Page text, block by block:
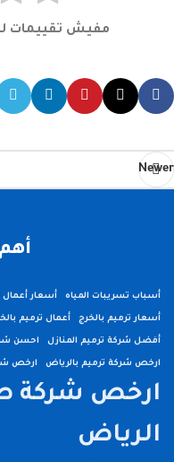
مفيش تقييمات
Newer
أسباب تسريبات المياه أسعار أعمال
أسعار ترميم بالخرج أعمال ترميم
أفضل شركة ترميم المنازل احسن
ارخص شركة ترميم بالرياض ارخص
ارخص شركة
الرياض